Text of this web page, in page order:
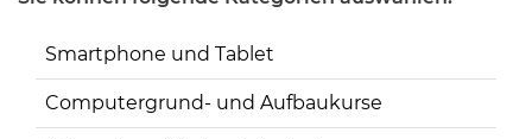
Smartphone und Tablet
Computergrund- und Aufbaukurse